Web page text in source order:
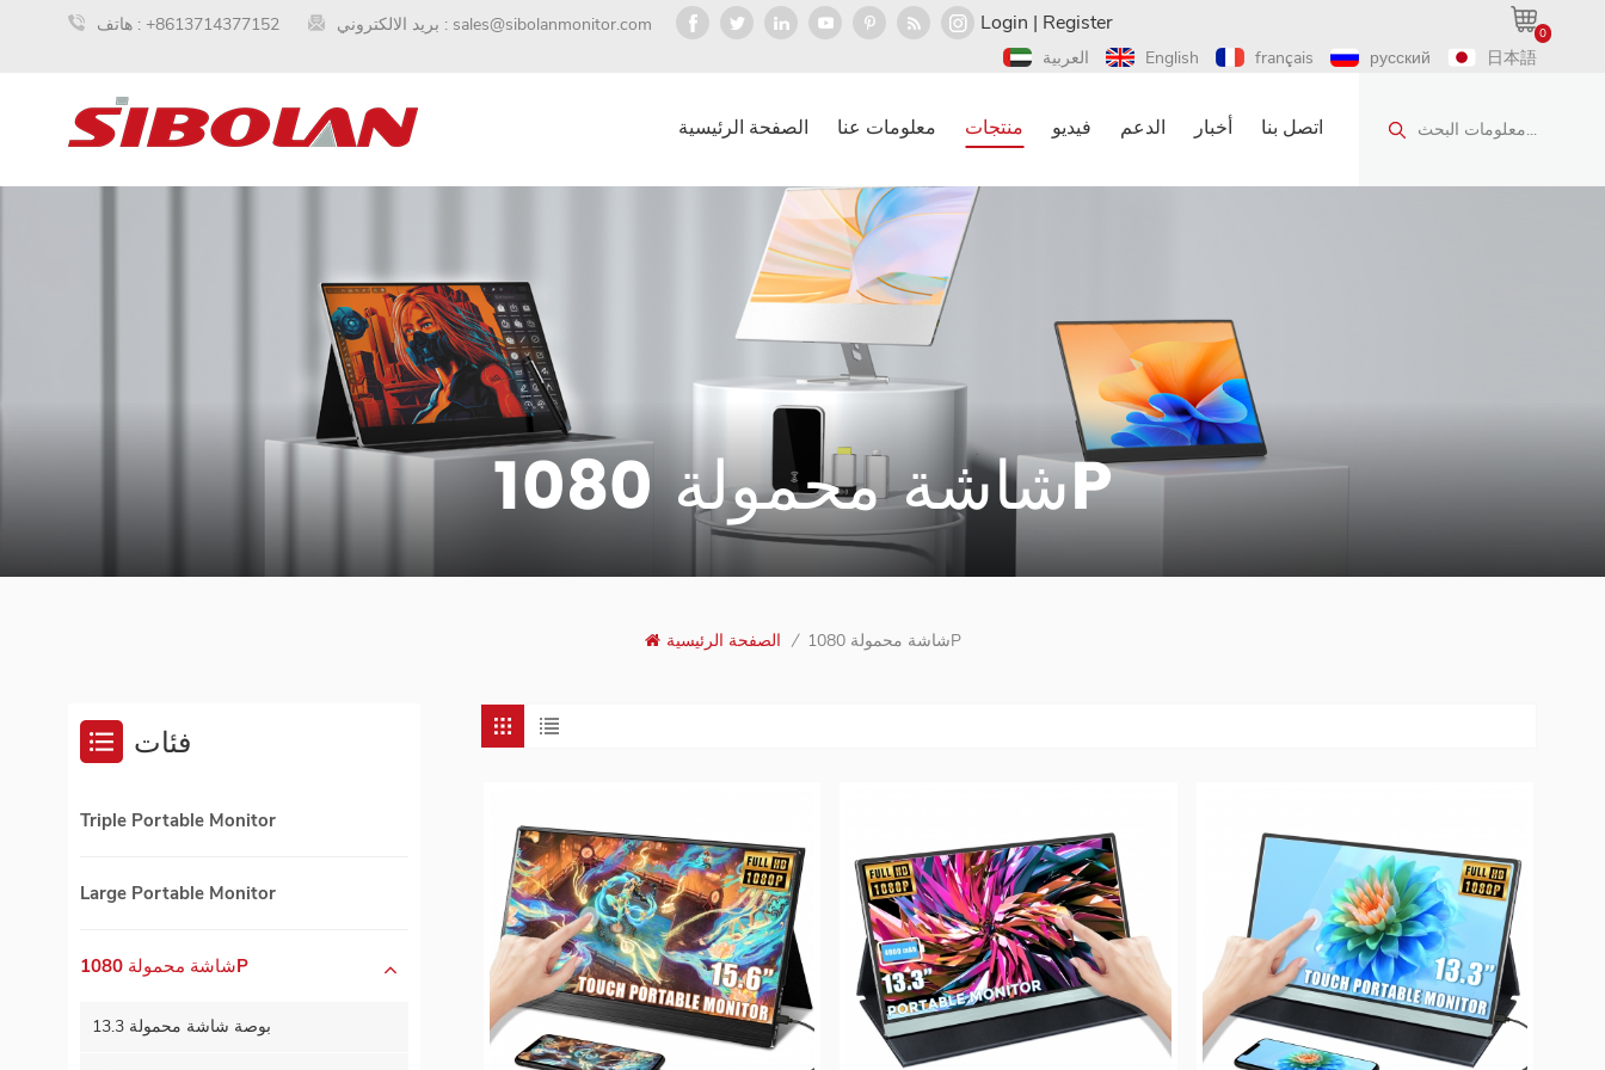
هاتف : +8613714377152 بريد الالكتروني : sales@sibolanmonitor.com 0
Login | Register
العربية English français русский 日本語
معلومات البحث... الصفحة الرئيسية معلومات عنا منتجات فيديو الدعم أخبار اتصل بنا
شاشة محمولة 1080P
الصفحة الرئيسية / شاشة محمولة 1080P
فئات
Triple Portable Monitor
Large Portable Monitor
شاشة محمولة 1080P
13.3 بوصة شاشة محمولة